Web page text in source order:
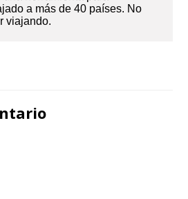
a más de 40 países. No
viajando.